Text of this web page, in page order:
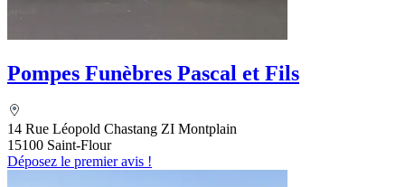
Pompes Funèbres Pascal et Fils
14 Rue Léopold Chastang ZI Montplain
15100 Saint-Flour
Déposez le premier avis !